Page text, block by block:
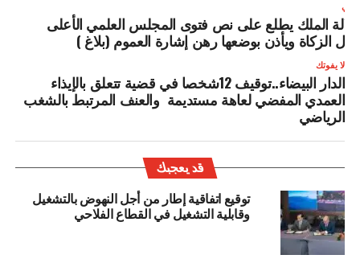
الملك يطلع على نص فتوى المجلس العلمي الأعلى
الزكاة ويأذن بوضعها رهن إشارة العموم (بلاغ )
لا يفوتك
الدار البيضاء..توقيف 12شخصا في قضية تتعلق بالإيذاء
العمدي المفضي لعاهة مستديمة والعنف المرتبط بالشغب
الرياضي
قد يعجبك
توقيع اتفاقية إطار من أجل النهوض بالتشغيل
وقابلية التشغيل في القطاع الفلاحي